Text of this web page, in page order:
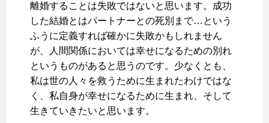
離婚することは失敗ではないと思います。成功
した結婚とはパートナーとの死別まで…という
ふうに定義すれば確かに失敗かもしれません
が、人間関係においては幸せになるための別れ
というものがあると思うのです。少なくとも、
私は世の人々を救うために生まれたわけではな
く、私自身が幸せになるために生まれ、そして
生きていきたいと思います。